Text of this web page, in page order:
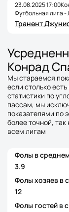
23.08.2025 17:00
Футбольная лига
Транент
Конрад
Мы стараемся
если столько
статистики по
пассам, мы
показателями по
более точной,
всем лигам
Фолы в
3.9
Фолы хозяев в
12
Фолы гостей в